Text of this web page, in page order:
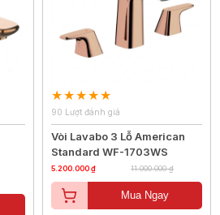
90 Lượt đánh giá
Vòi Lavabo 3 Lỗ American
Standard WF-1703WS
5.200.000 ₫ 11.000.000 ₫
Mua Ngay